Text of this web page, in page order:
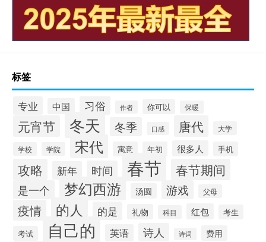
标签
专业 中国 习俗 作者 你可以 保暖
元宵节 冬天 冬季 口感 唐代 大学
学校 学院 宋代 寓意 年初 很多人 手机
攻略 新年 时间 春节 春节期间
是一个 梦幻西游 汤圆 游戏 父母
疫情 的人 的是 礼物 科目 红包
考生
考试
自己的 英语 诗人 诗词 费用